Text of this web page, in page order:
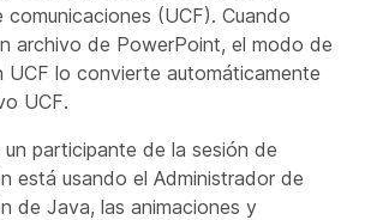
comunicaciones (UCF). Cuando
archivo de PowerPoint, el modo de
UCF lo convierte automáticamente
UCF.
un participante de la sesión de
está usando el Administrador de
de Java, las animaciones y